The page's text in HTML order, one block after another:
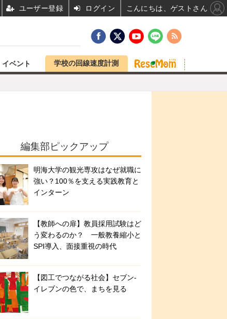
イベント 学校の回線速度計測
編集部ピックアップ
明海大学の観光専攻はなぜ就職に
強い？100％を支える実践教育と
インターン
【教師への扉】教員採用試験はど
う変わるのか？ 一般教養縮小と
SPI導入、面接重視の時代
【図工でつながる社会】セブン‐
イレブンの色で、まちを見る
ユーザー登録 ログイン こんにちは、ゲストさん